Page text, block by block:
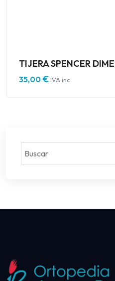
TIJERA SPENCER
35,00€IVA inc.